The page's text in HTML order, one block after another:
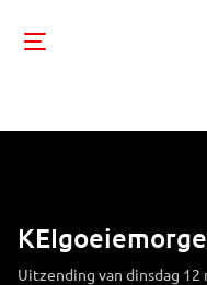
Uitzending van dinsdag 12